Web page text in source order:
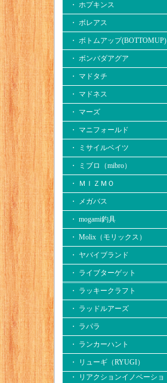
・ ホプキンス
・ ボレアス
・ ボトムアップ(BOTTOMUP)
・ ボンバダアグア
・ マドタチ
・ マドネス
・ マーズ
・ マニフォールド
・ ミサイルベイツ
・ ミブロ（mibro）
・ ＭＩＺＭＯ
・ メガバス
・ mogami釣具
・ Molix（モリックス）
・ ヤバイブランド
・ ライブターゲット
・ ラッキークラフト
・ ラッドルアーズ
・ ラパラ
・ ランカーハント
・ リューギ（RYUGI）
・ リアクションイノベーショ